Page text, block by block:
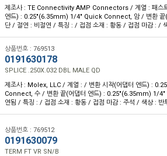
제조사 : TE Connectivity AMP Connectors / 계열 : 패스
엔드) : 0.25"(6.35mm) 1/4" Quick Connect, 암 / 변환 끝(
단 / 절연 : 비절연 / 특징 : / 접점 소재 : 황동 / 접점 마감 : /
상품번호 : 769513
0191630178
SPLICE .250X.032 DBL MALE QD
제조사 : Molex, LLC / 계열 : / 변환 시작(어댑터 엔드) :
Connect, 수 / 변환 끝(어댑터 엔드) : 0.25"(6.35mm) 1/4"
연됨 / 특징 : / 접점 소재 : 황동 / 접점 마감 : 주석 / 색상 : 반
상품번호 : 769512
0191630079
TERM FT VR SN/B